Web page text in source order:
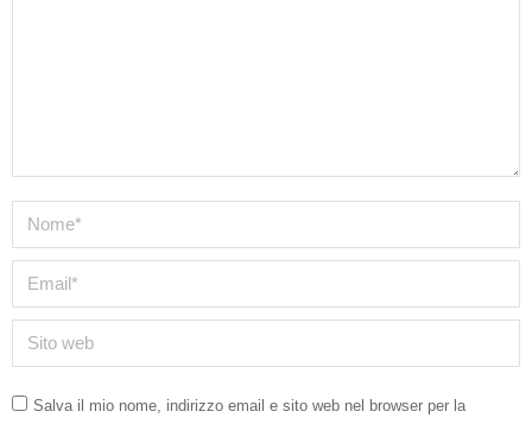
Nome *
Email *
Sito web
Salva il mio nome, indirizzo email e sito web nel browser per la